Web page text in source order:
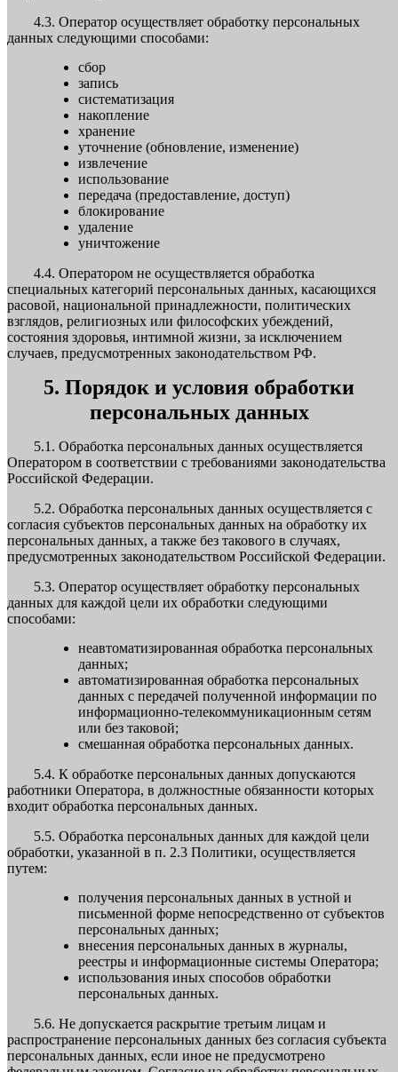
4.3. Оператор осуществляет обработку персональных
данных следующими способами:
сбор
запись
систематизация
накопление
хранение
уточнение (обновление, изменение)
извлечение
использование
передача (предоставление, доступ)
блокирование
удаление
уничтожение
4.4. Оператором не осуществляется обработка
специальных категорий персональных данных, касающихся
расовой, национальной принадлежности, политических
взглядов, религиозных или философских убеждений,
состояния здоровья, интимной жизни, за исключением
случаев, предусмотренных законодательством РФ.
5. Порядок и условия обработки
персональных данных
5.1. Обработка персональных данных осуществляется
Оператором в соответствии с требованиями законодательства
Российской Федерации.
5.2. Обработка персональных данных осуществляется с
согласия субъектов персональных данных на обработку их
персональных данных, а также без такового в случаях,
предусмотренных законодательством Российской Федерации.
5.3. Оператор осуществляет обработку персональных
данных для каждой цели их обработки следующими
способами:
неавтоматизированная обработка персональных
данных;
автоматизированная обработка персональных
данных с передачей полученной информации по
информационно-телекоммуникационным сетям
или без таковой;
смешанная обработка персональных данных.
5.4. К обработке персональных данных допускаются
работники Оператора, в должностные обязанности которых
входит обработка персональных данных.
5.5. Обработка персональных данных для каждой цели
обработки, указанной в п. 2.3 Политики, осуществляется
путем:
получения персональных данных в устной и
письменной форме непосредственно от субъектов
персональных данных;
внесения персональных данных в журналы,
реестры и информационные системы Оператора;
использования иных способов обработки
персональных данных.
5.6. Не допускается раскрытие третьим лицам и
распространение персональных данных без согласия субъекта
персональных данных, если иное не предусмотрено